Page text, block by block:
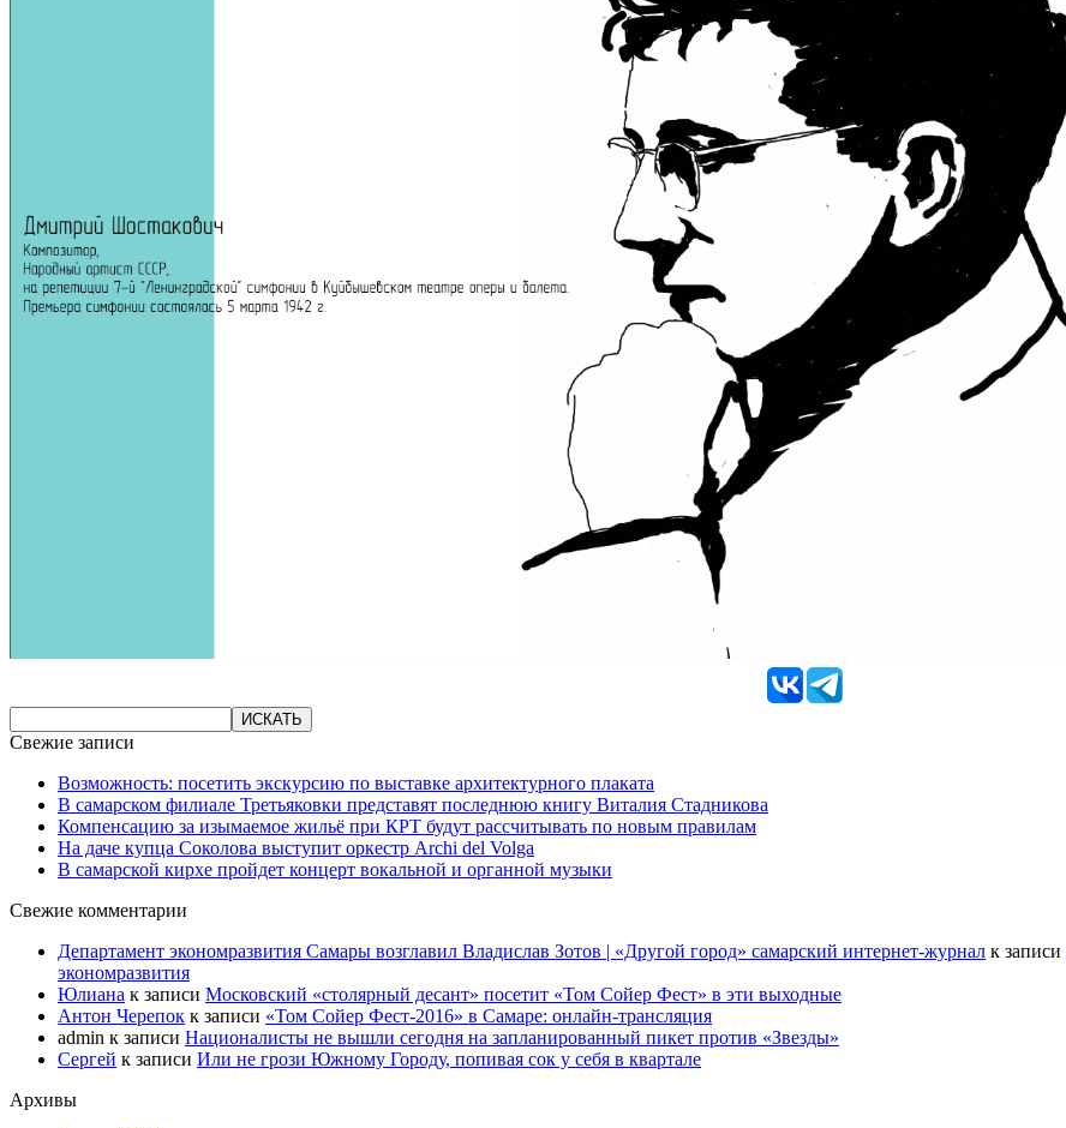
Свежие записи
Возможность: посетить экскурсию по выставке архитектурного плаката
В самарском филиале Третьяковки представят последнюю книгу Виталия Стадникова
Компенсацию за изымаемое жильё при КРТ будут рассчитывать по новым правилам
На даче купца Соколова выступит оркестр Archi del Volga
В самарской кирхе пройдет концерт вокальной и органной музыки
Свежие комментарии
Департамент экономразвития Самары возглавил Владислав Зотов | «Другой город» самарский интернет-журнал к записи
экономразвития
Юлиана к записи Московский «столярный десант» посетит «Том Сойер Фест» в эти выходные
Антон Черепок к записи «Том Сойер Фест-2016» в Самаре: онлайн-трансляция
admin к записи Националисты не вышли сегодня на запланированный пикет против «Звезды»
Сергей к записи Или не грози Южному Городу, попивая сок у себя в квартале
Архивы